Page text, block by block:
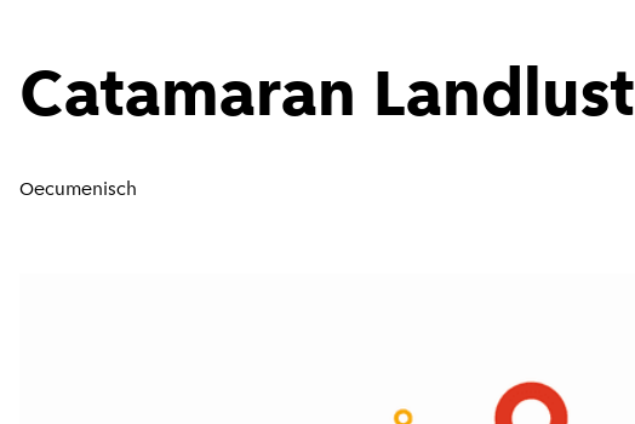
Catamaran Landlust
Oecumenisch